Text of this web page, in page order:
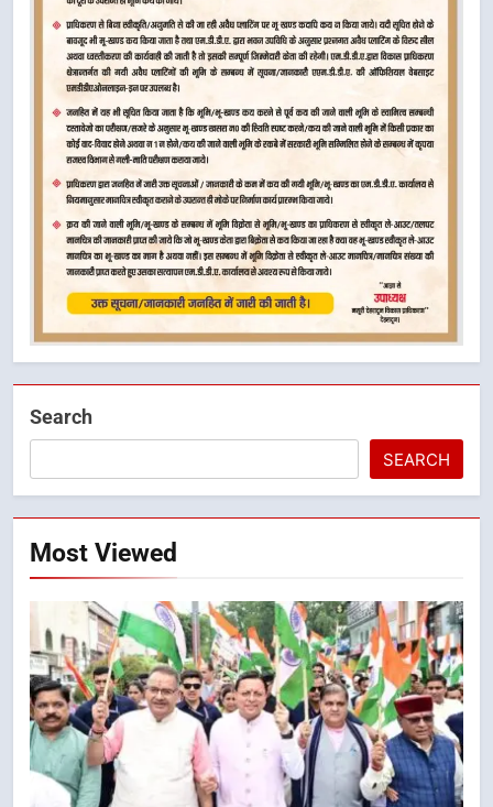
Search
SEARCH
Most Viewed
5